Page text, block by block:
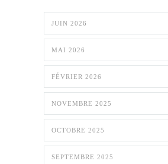
JUIN 2026
MAI 2026
FÉVRIER 2026
NOVEMBRE 2025
OCTOBRE 2025
SEPTEMBRE 2025